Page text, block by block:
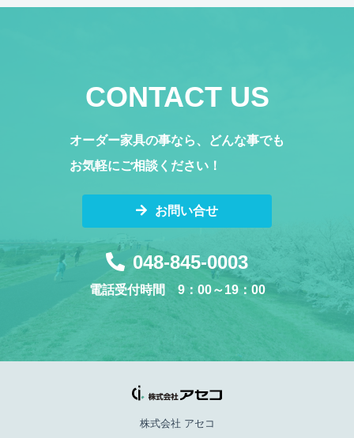
CONTACT US
オーダー家具の事なら、どんな事でも
お気軽にご相談ください！
お問い合せ
048-845-0003
電話受付時間 9：00～19：00
株式会社 アセコ